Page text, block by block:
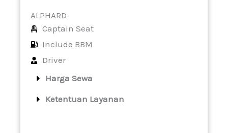
ALPHARD
Captain Seat
Include BBM
Driver
Harga Sewa
Ketentuan Layanan